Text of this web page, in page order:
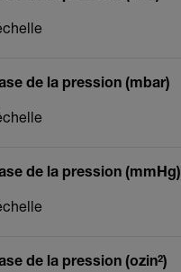
de la pression (mbar)
de la pression (mmHg)
de la pression (ozin²)